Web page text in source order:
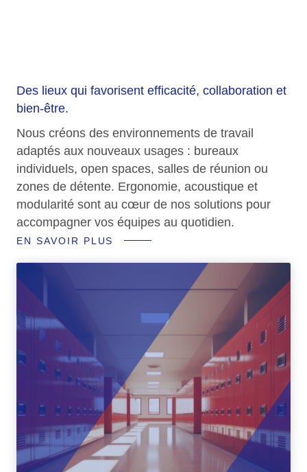
Des lieux qui favorisent efficacité, collaboration et
bien-être.
Nous créons des environnements de travail
adaptés aux nouveaux usages : bureaux
individuels, open spaces, salles de réunion ou
zones de détente. Ergonomie, acoustique et
modularité sont au cœur de nos solutions pour
accompagner vos équipes au quotidien.
EN SAVOIR PLUS